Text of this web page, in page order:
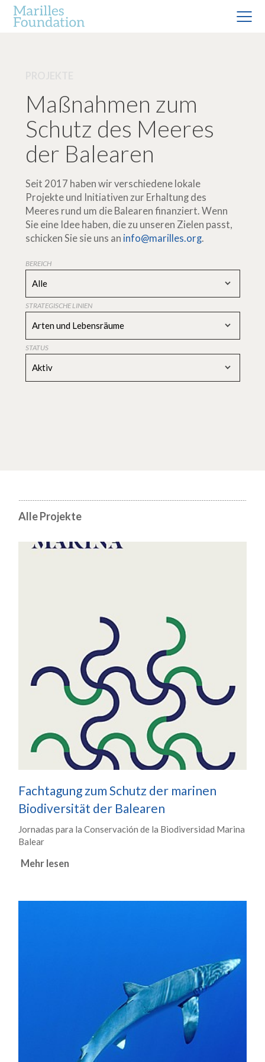
Maßnahmen zum
Schutz des Meeres
der Balearen
Seit 2017 haben wir verschiedene lokale
Projekte und Initiativen zur Erhaltung des
Meeres rund um die Balearen finanziert. Wenn
Sie eine Idee haben, die zu unseren Zielen passt,
schicken Sie sie uns an info@marilles.org.
BEREICH
Alle
STRATEGISCHE LINIEN
Arten und Lebensräume
STATUS
Aktiv
Alle Projekte
Fachtagung zum Schutz der marinen
Biodiversität der Balearen
Jornadas para la Conservación de la Biodiversidad Marina
Balear
Mehr lesen